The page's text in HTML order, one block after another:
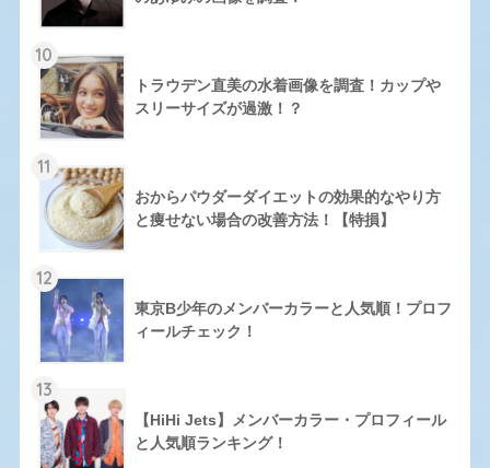
10
トラウデン直美の水着画像を調査！カップや
スリーサイズが過激！？
11
おからパウダーダイエットの効果的なやり方
と痩せない場合の改善方法！【特損】
12
東京B少年のメンバーカラーと人気順！プロフ
ィールチェック！
13
【HiHi Jets】メンバーカラー・プロフィール
と人気順ランキング！